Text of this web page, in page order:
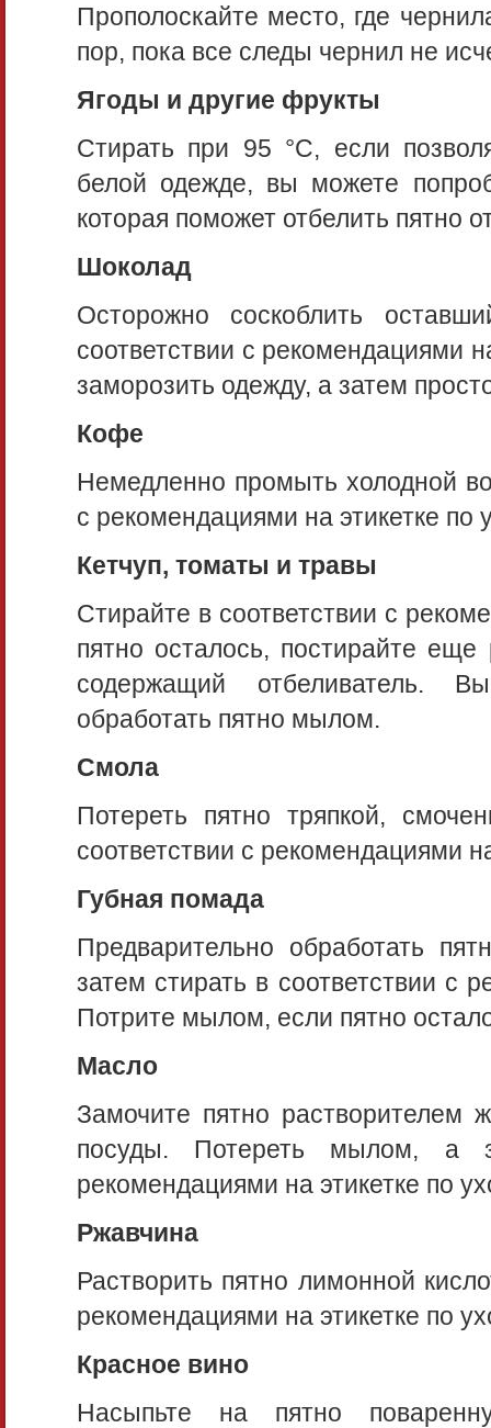
Прополоскайте место, где
пор, пока все следы чернил не
Ягоды и другие фрукты
Стирать при 95 °С, если
белой одежде, вы можете
которая поможет отбелить пятно
Шоколад
Осторожно соскоблить
соответствии с рекомендациями
заморозить одежду, а затем
Кофе
Немедленно промыть холодной
с рекомендациями на этикетке по
Кетчуп, томаты и травы
Стирайте в соответствии с
пятно осталось, постирайте
содержащий отбеливатель.
обработать пятно мылом.
Смола
Потереть пятно тряпкой,
соответствии с рекомендациями
Губная помада
Предварительно обработать
затем стирать в соответствии с
Потрите мылом, если пятно
Масло
Замочите пятно растворителем
посуды. Потереть мылом, а
рекомендациями на этикетке по
Ржавчина
Растворить пятно лимонной
рекомендациями на этикетке по
Красное вино
Насыпьте на пятно